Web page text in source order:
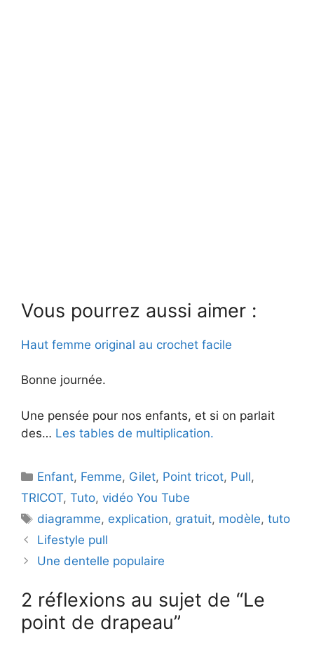
Vous pourrez aussi aimer :
Haut femme original au crochet facile
Bonne journée.
Une pensée pour nos enfants, et si on parlait
des… Les tables de multiplication.
Catégories
Enfant, Femme, Gilet, Point tricot, Pull,
TRICOT, Tuto, vidéo You Tube
Étiquettes
diagramme, explication, gratuit, modèle,tuto
Lifestyle pull
Une dentelle populaire
2 réflexions au sujet de “Le
point de drapeau”